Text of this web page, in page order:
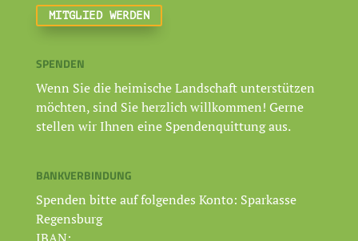
MITGLIED WERDEN
SPENDEN
Wenn Sie die heimische Landschaft unterstützen
möchten, sind Sie herzlich willkommen! Gerne
stellen wir Ihnen eine Spendenquittung aus.
BANKVERBINDUNG
Spenden bitte auf folgendes Konto: Sparkasse
Regensburg